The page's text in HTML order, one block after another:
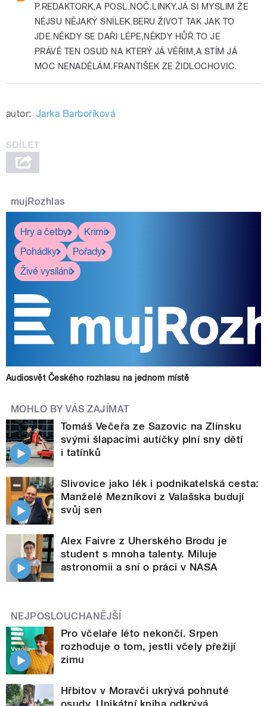
P.REDAKTORK,A POSL.NOČ.LINKY.JÁ SI MYSLIM ŽE
NÉJSU NĚJAKÝ SNÍLEK.BERU ŽIVOT TAK JAK TO
JDE.NĚKDY SE DAŘI LÉPE,NĚKDY HŮŘ.TO JE
PRÁVĚ TEN OSUD NA KTERÝ JÁ VĚŘIM,A STÍM JÁ
MOC NENADĚLÁM.FRANTIŠEK ZE ŽIDLOCHOVIC.
autor: Jarka Barboříková
mujRozhlas
Hry a četby
Krimi
Pohádky
Pořady
Živé vysílání
Audiosvět Českého rozhlasu na jednom místě
MOHLO BY VÁS ZAJÍMAT
Tomáš Večeřa ze Sazovic na Zlínsku
svými šlapacími autíčky plní sny dětí
i tatínků
Slivovice jako lék i podnikatelská cesta:
Manželé Mezníkovi z Valašska budují
svůj sen
Alex Faivre z Uherského Brodu je
student s mnoha talenty. Miluje
astronomii a sní o práci v NASA
NEJPOSLOUCHANĚJŠÍ
Pro včelaře léto nekončí. Srpen
rozhoduje o tom, jestli včely přežijí
zimu
Hřbitov v Moravči ukrývá pohnuté